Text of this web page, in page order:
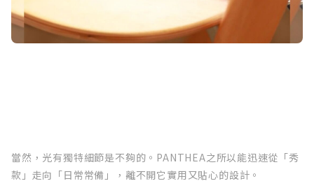
當然，光有獨特細節是不夠的。PANTHEA之所以能迅速從「秀
款」走向「日常常備」，離不開它實用又貼心的設計。